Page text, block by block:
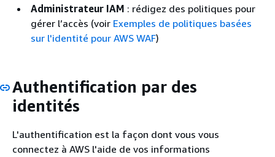
Administrateur IAM : rédigez des politiques pour
gérer l’accès (voir Exemples de politiques basées
sur l'identité pour AWS WAF)
Authentification par des
identités
L'authentification est la façon dont vous vous
connectez à AWS l'aide de vos informations